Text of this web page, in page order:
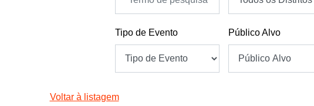
Tipo de Evento Público Alvo
Voltar à listagem